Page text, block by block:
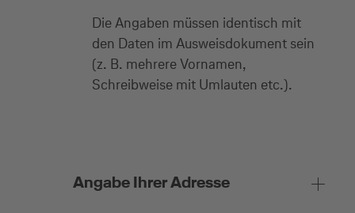
Die Angaben müssen identisch mit
den Daten im Ausweisdokument sein
(z. B. mehrere Vornamen,
Schreibweise mit Umlauten etc.).
Angabe Ihrer Adresse